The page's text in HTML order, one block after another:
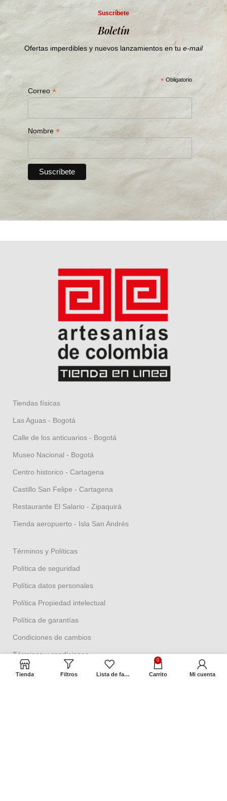
Suscríbete
Boletín
Ofertas imperdibles y nuevos lanzamientos en tu e-mail
* Obligatorio
Correo*
Nombre*
Tiendas físicas
Las Aguas - Bogotá
Calle de los anticuarios - Bogotá
Museo Nacional - Bogotá
Centro historico - Cartagena
Castillo San Felipe - Cartagena
Restaurante El Salario - Zipaquirá
Tienda aeropuerto - Isla San Andrés
Términos y Políticas
Política de seguridad
Política datos personales
Política Propiedad intelectual
Política de garantías
Condiciones de cambios
Términos y condiciones
Tienda Filtros Lista de favoritos
0
Carrito Mi cuenta